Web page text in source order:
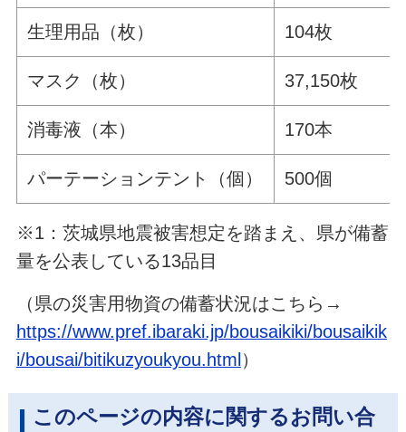
生理用品（枚） 104枚
マスク（枚） 37,150枚
消毒液（本） 170本
パーテーションテント（個） 500個
※1：茨城県地震被害想定を踏まえ、県が備蓄
量を公表している13品目
（県の災害用物資の備蓄状況はこちら→
https://www.pref.ibaraki.jp/bousaikiki/bousaikik
i/bousai/bitikuzyoukyou.html ）
このページの内容に関するお問い合